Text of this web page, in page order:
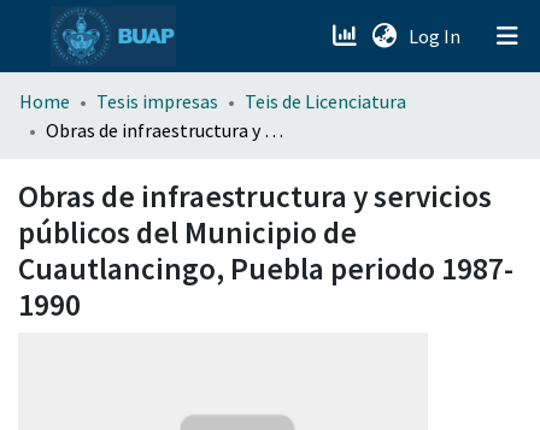
Log In (current)
menu.section.about_menu
Home Tesis impresas
Teis de Licenciatura
Obras de infraestructura y servicios públicos del Municipio de Cuautlancingo, Puebla periodo 1987-1990
Obras de infraestructura y servicios
públicos del Municipio de
Cuautlancingo, Puebla periodo 1987-
1990